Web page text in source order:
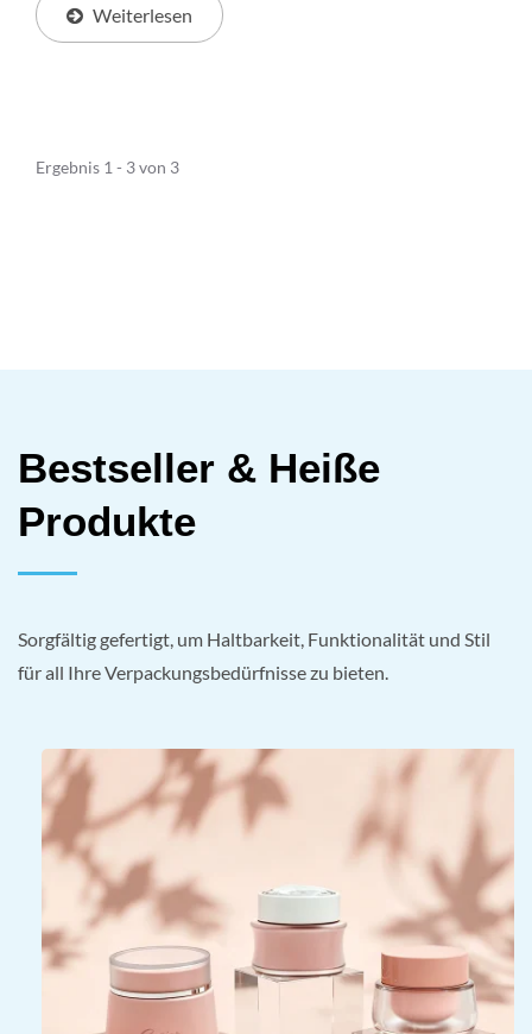
Seine Kompakte Größe Für Mühelose...
Weiterlesen
Ergebnis 1 - 3 von 3
Bestseller & Heiße
Produkte
Sorgfältig gefertigt, um Haltbarkeit, Funktionalität und Stil
für all Ihre Verpackungsbedürfnisse zu bieten.